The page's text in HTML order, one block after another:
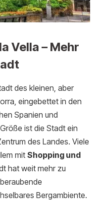
Vella – Mehr
des kleinen, aber
eingebettet in den
Spanien und
ist die Stadt ein
des Landes. Viele
mit Shopping und
hat weit mehr zu
Bergambiente.